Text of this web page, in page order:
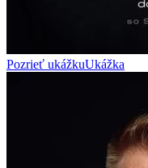
Pozrieť ukážkuUkážka